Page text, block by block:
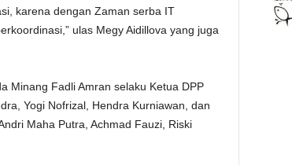
karena dengan Zaman serba IT
ulas Megy Aidillova yang juga
Minang Fadli Amran selaku Ketua DPP
Yogi Nofrizal, Hendra Kurniawan, dan
Maha Putra, Achmad Fauzi, Riski